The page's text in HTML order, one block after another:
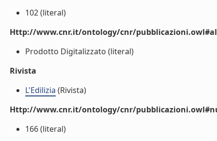
102 (literal)
Http://www.cnr.it/ontology/cnr/
Prodotto Digitalizzato (literal)
Rivista
L'Edilizia (Rivista)
Http://www.cnr.it/ontology/cnr/
166 (literal)